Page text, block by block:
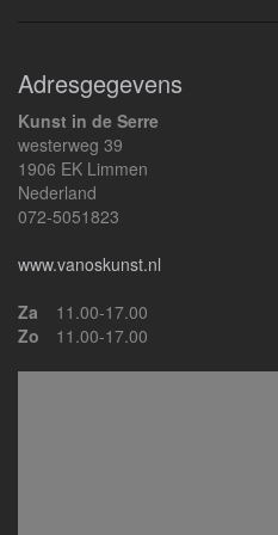
Adresgegevens
Kunst in de Serre
westerweg 39
1906 EK Limmen
Nederland
072-5051823
www.vanoskunst.nl
Za
11.00-17.00
Zo
11.00-17.00